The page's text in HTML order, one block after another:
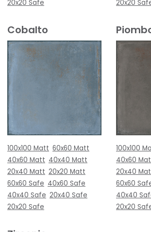
20x20 Safe
20x20
Cobalto
100x100 Matt 60x60 Matt
40x60 Matt 40x40 Matt
20x40 Matt 20x20 Matt
60x60 Safe 40x60 Safe
40x40 Safe 20x40 Safe
20x20 Safe
100x100
40x60
20x40
60x60
40x40
20x20